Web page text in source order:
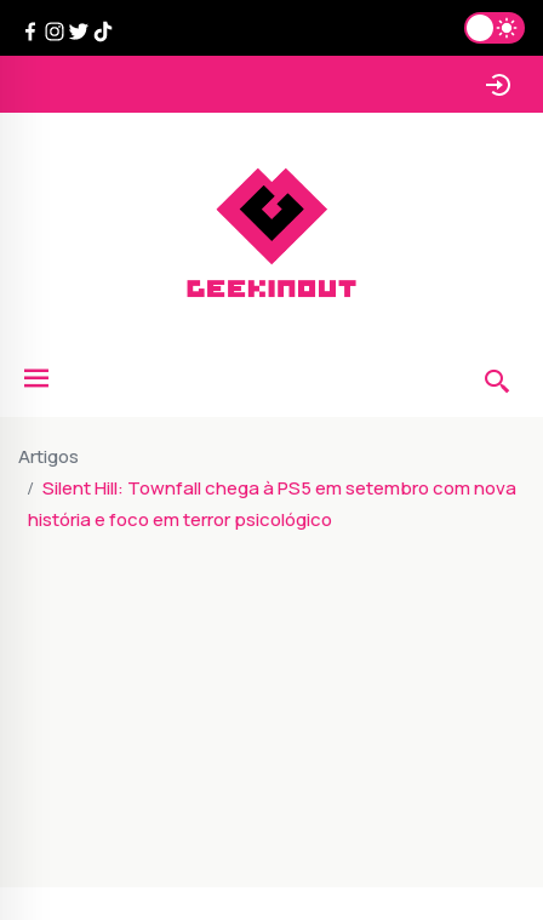
Artigos
Silent Hill: Townfall chega à PS5 em setembro com nova
história e foco em terror psicológico